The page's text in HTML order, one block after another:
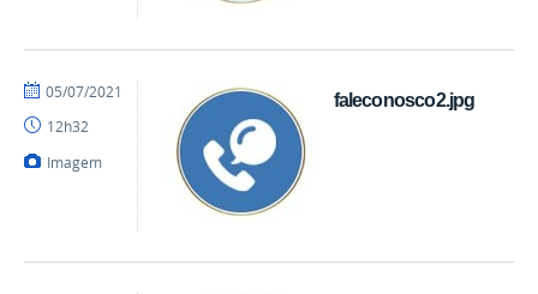
faleconosco2.jpg
por
publicado
05/07/2021
12h32
Imagem